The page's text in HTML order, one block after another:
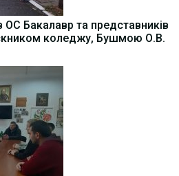
ОС Бакалавр та представників
коледжу, Бушмою О.В.